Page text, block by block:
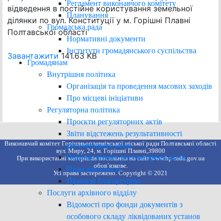
Регламент виконавчого комітету
Планування
Громадська рада
Нормативні документи
Інститути громадянського суспільства
Громадянам
Внутрішня політика
Організація та проведення масових заходів
Про місцеві ініціативи
Регуляторна політика
Проєкти регуляторних актів
Звіти відстежень результативності
регуляторних актів
Перелік діючих регуляторних актів
План діяльності
Правила благоустрою
Послуги архівного відділу
Відомості про фонди документів з
особового складу ліквідованих установ
відведення в постійне користування земельної
ділянки по вул. Конституції у м. Горішні Плавні
Полтавської області
Завантажити 141.63 KB
Виконавчий комітет Горішньоплавнівської міської ради Полтавської області
вул. Миру, 24, м. Горішні Плавні,39800
При використанні матеріалів посилання на сайт www.hp-rada.gov.ua
обов’язкове.
Усі права застережено. Copyright © 2021